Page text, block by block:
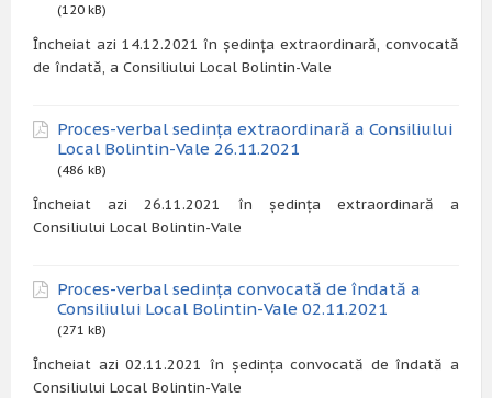
(120 kB)
Încheiat azi 14.12.2021 în ședința extraordinară, convocată
de îndată, a Consiliului Local Bolintin-Vale
Proces-verbal sedința extraordinară a Consiliului
Local Bolintin-Vale 26.11.2021
(486 kB)
Încheiat azi 26.11.2021 în ședința extraordinară a
Consiliului Local Bolintin-Vale
Proces-verbal sedința convocată de îndată a
Consiliului Local Bolintin-Vale 02.11.2021
(271 kB)
Încheiat azi 02.11.2021 în ședința convocată de îndată a
Consiliului Local Bolintin-Vale